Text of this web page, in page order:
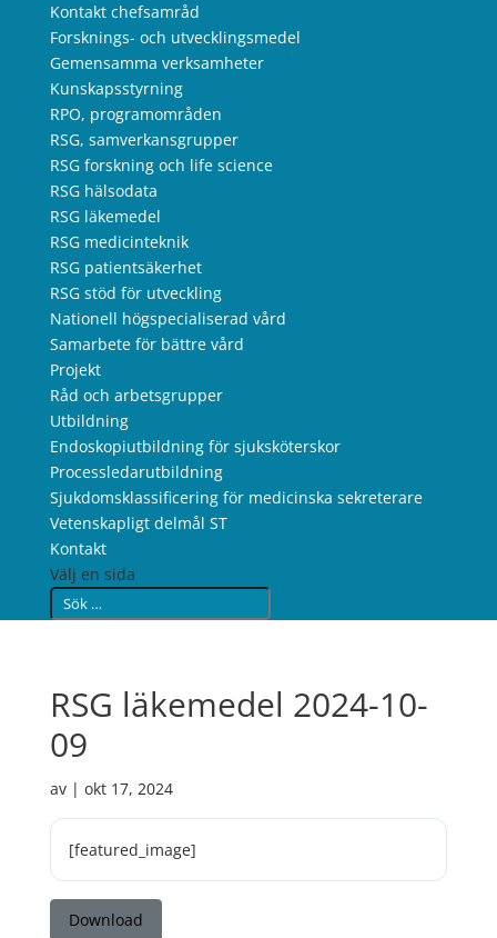
Kontakt chefsamråd
Forsknings- och utvecklingsmedel
Gemensamma verksamheter
Kunskapsstyrning
RPO, programområden
RSG, samverkansgrupper
RSG forskning och life science
RSG hälsodata
RSG läkemedel
RSG medicinteknik
RSG patientsäkerhet
RSG stöd för utveckling
Nationell högspecialiserad vård
Samarbete för bättre vård
Projekt
Råd och arbetsgrupper
Utbildning
Endoskopiutbildning för sjuksköterskor
Processledarutbildning
Sjukdomsklassificering för medicinska sekreterare
Vetenskapligt delmål ST
Kontakt
Välj en sida
RSG läkemedel 2024-10-
09
av | okt 17, 2024
[featured_image]
Download